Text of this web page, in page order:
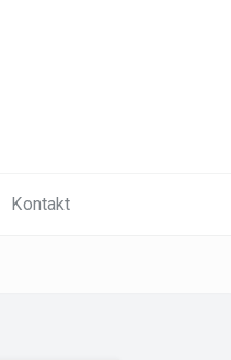
Kontakt